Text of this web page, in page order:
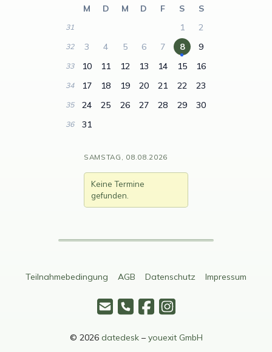
M D M D F S S
31 1 2
32 3 4 5 6 7 8 9
33 10 11 12 13 14 15 16
34 17 18 19 20 21 22 23
35 24 25 26 27 28 29 30
36 31
SAMSTAG, 08.08.2026
Keine Termine
gefunden.
Teilnahmebedingung AGB Datenschutz Impressum
© 2026 datedesk– youexit GmbH